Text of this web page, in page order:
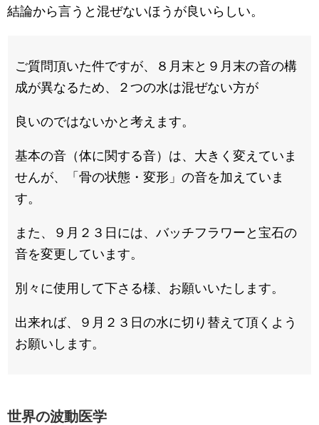
結論から言うと混ぜないほうが良いらしい。
ご質問頂いた件ですが、８月末と９月末の音の構
成が異なるため、２つの水は混ぜない方が
良いのではないかと考えます。
基本の音（体に関する音）は、大きく変えていま
せんが、「骨の状態・変形」の音を加えていま
す。
また、９月２３日には、バッチフラワーと宝石の
音を変更しています。
別々に使用して下さる様、お願いいたします。
出来れば、９月２３日の水に切り替えて頂くよう
お願いします。
世界の波動医学